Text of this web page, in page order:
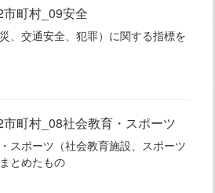
町村_09安全
、交通安全、犯罪）に関する指標を
町村_08社会教育・スポーツ
スポーツ（社会教育施設、スポーツ
とめたもの